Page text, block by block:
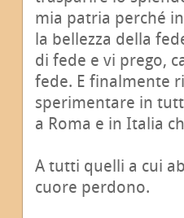
mia patria perché
la bellezza della
di fede e vi prego,
fede. E finalmente
sperimentare in
a Roma e in Italia
A tutti quelli a cui
cuore perdono.